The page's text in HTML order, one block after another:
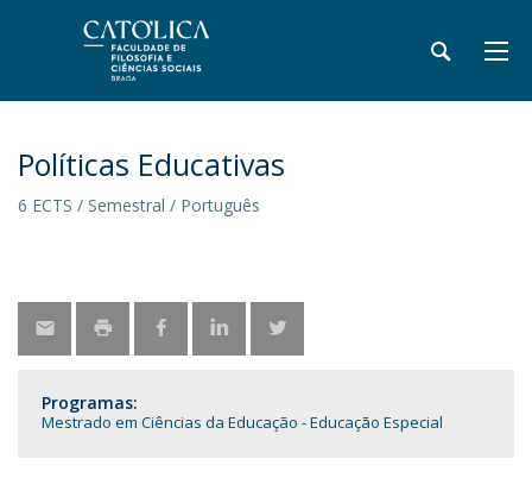
Políticas Educativas
6 ECTS / Semestral / Português
Programas:
Mestrado em Ciências da Educação - Educação Especial